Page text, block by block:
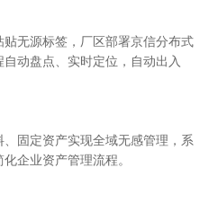
无源标签，厂区部署京信分布式
动盘点、实时定位，自动出入
固定资产实现全域无感管理，系
企业资产管理流程。